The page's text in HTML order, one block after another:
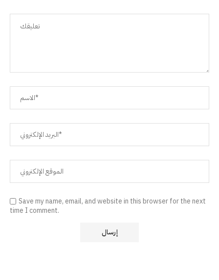
Save my name, email, and website in this browser for the next
time I comment.